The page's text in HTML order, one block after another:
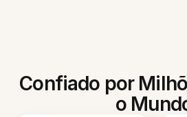
Confiado por
o